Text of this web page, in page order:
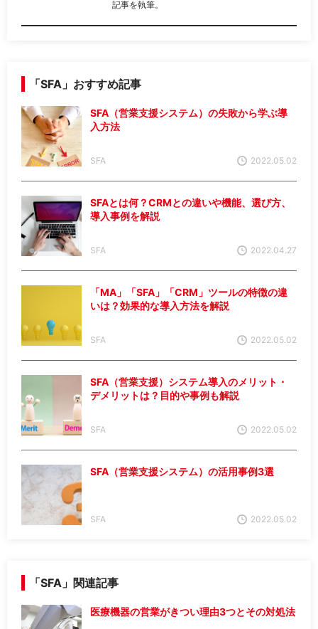
記事を執筆。
「SFA」おすすめ記事
SFA（営業支援システム）の失敗から学ぶ導
入方法
2022.05.02
SFA
SFAとは何？CRMとの違いや機能、選び方、
導入事例を解説
2022.04.27
SFA
「MA」「SFA」「CRM」ツールの特徴の違
いは？効果的な導入方法を解説
2022.05.02
SFA
SFA（営業支援）システム導入のメリット・
デメリットは？目的や事例も解説
2022.05.02
SFA
SFA（営業支援システム）の活用事例3選
2022.05.02
SFA
「SFA」関連記事
医療機器の営業がきつい理由3つとその対処法